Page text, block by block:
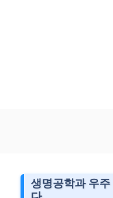
생명공학과 우주